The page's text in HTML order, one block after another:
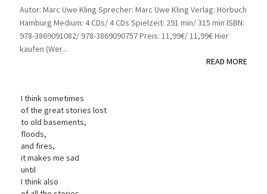
Autor: Marc Uwe Kling Sprecher: Marc Uwe Kling Verlag: Hörbuch
Hamburg Medium: 4 CDs/ 4 CDs Spielzeit: 291 min/ 315 min ISBN:
978-3869091082/ 978-3869090757 Preis: 11,99€/ 11,99€ Hier
kaufen (Wer...
READ MORE
I think sometimes
of the great stories lost
to old basements,
floods,
and fires,
it makes me sad
until
I think also